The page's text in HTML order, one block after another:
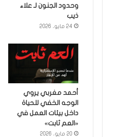
وحدود الجنون لـ علاء
ذيب
24 مايو، 2026
أحمد مغربي يروي
الوجه الخفي للحياة
داخل بيئات العمل في
«العم ثابت»
20 مايو، 2026